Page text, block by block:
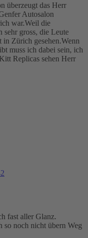
überzeugt das Herr
Autosalon
war.Weil die
sehr gross, die Leute
in Zürich gesehen.Wenn
muss ich dabei sein, ich
Replicas sehen Herr
fast aller Glanz.
so noch nicht übern Weg